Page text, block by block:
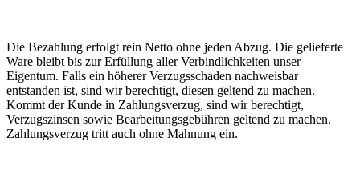
Die Bezahlung erfolgt rein Netto ohne jeden Abzug. Die gelieferte
Ware bleibt bis zur Erfüllung aller Verbindlichkeiten unser
Eigentum. Falls ein höherer Verzugsschaden nachweisbar
entstanden ist, sind wir berechtigt, diesen geltend zu machen.
Kommt der Kunde in Zahlungsverzug, sind wir berechtigt,
Verzugszinsen sowie Bearbeitungsgebühren geltend zu machen.
Zahlungsverzug tritt auch ohne Mahnung ein.